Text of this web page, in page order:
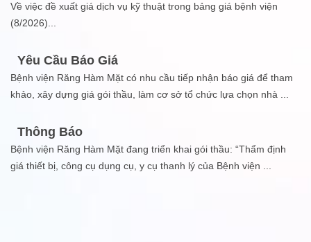
Về việc đề xuất giá dịch vụ kỹ thuật trong bảng giá bệnh viện
(8/2026)
Yêu Cầu Báo Giá
Bệnh viện Răng Hàm Mặt có nhu cầu tiếp nhận báo giá để tham
khảo, xây dựng giá gói thầu, làm cơ sở tổ chức lựa chọn nhà
Thông Báo
Bệnh viện Răng Hàm Mặt đang triển khai gói thầu: “Thẩm định
giá thiết bị, công cụ dụng cụ, y cụ thanh lý của Bệnh viện